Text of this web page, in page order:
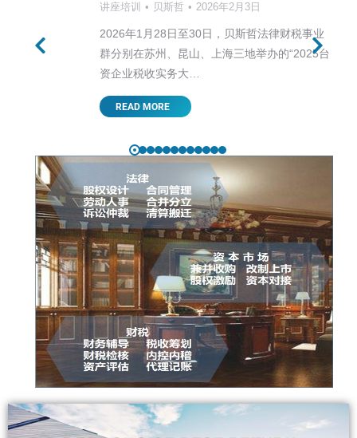
讲座培训 贝斯哲 2026年2月3日
2026年1月28日至30日，贝斯哲法律财税事业
群分别在苏州、昆山、上海三地举办的“2025台
资企业税收实务大…
READ MORE